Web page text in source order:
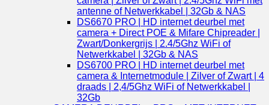
antenne of Netwerkkabel | 32Gb & NAS
DS6670 PRO | HD internet deurbel met
camera + Direct POE & Mifare Chipreader |
Zwart/Donkergrijs | 2.4/5Ghz WiFi of
Netwerkkabel | 32Gb & NAS
DS6700 PRO | HD internet deurbel met
camera & Internetmodule | Zilver of Zwart | 4
draads | 2,4/5Ghz WiFi of Netwerkkabel |
32Gb